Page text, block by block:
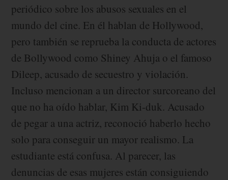
periódico sobre los abusos sexuales en el
mundo del cine. En él hablan de Hollywood,
pero también se reprueba la conducta de actores
de Bollywood como Shiney Ahuja o el famoso
Dileep, acusado de secuestro y violación.
Incluso mencionan a un director surcoreano del
que no ha oído hablar, Kim Ki-duk. Acusado
de pegar a una actriz, reconoció haberlo hecho
solo para conseguir un mayor realismo. La
estudiante está confusa. Al parecer, las
denuncias de esas mujeres están consiguiendo